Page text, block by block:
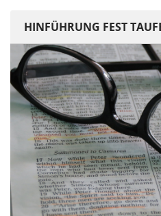
HINFÜHRUNG FEST